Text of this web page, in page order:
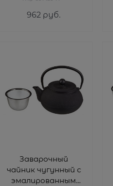
962 руб.
Заварочный
чайник чугунный с
эмалированным